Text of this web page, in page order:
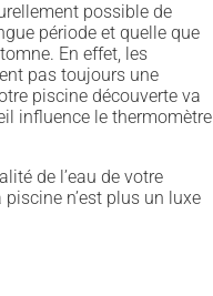
possible de
période et quelle que
En effet, les
pas toujours une
piscine découverte va
influence le thermomètre
de l’eau de votre
n’est plus un luxe